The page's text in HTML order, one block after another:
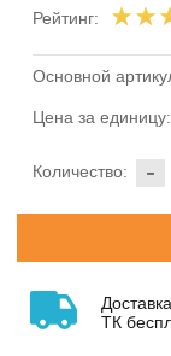
Рейтинг:
Основной
Цена за единицу:
-
Количество:
ТК